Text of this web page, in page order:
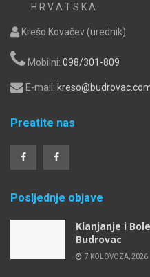
H R V A T S K A
Krešo Kovačev (urednik)
Mobilni: 098/301-809
E-mail:
Preatite nas
Posljednje objave
Klanjanje i
Budrovac
7 KOLOVOZA, 2026